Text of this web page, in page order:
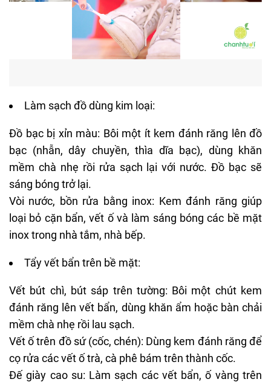
Làm sạch đồ dùng kim loại:
Đồ bạc bị xỉn màu: Bôi một ít kem đánh răng lên đồ
bạc (nhẫn, dây chuyền, thìa dĩa bạc), dùng khăn
mềm chà nhẹ rồi rửa sạch lại với nước. Đồ bạc sẽ
sáng bóng trở lại.
Vòi nước, bồn rửa bằng inox: Kem đánh răng giúp
loại bỏ cặn bẩn, vết ố và làm sáng bóng các bề mặt
inox trong nhà tắm, nhà bếp.
Tẩy vết bẩn trên bề mặt:
Vết bút chì, bút sáp trên tường: Bôi một chút kem
đánh răng lên vết bẩn, dùng khăn ẩm hoặc bàn chải
mềm chà nhẹ rồi lau sạch.
Vết ố trên đồ sứ (cốc, chén): Dùng kem đánh răng để
cọ rửa các vết ố trà, cà phê bám trên thành cốc.
Đế giày cao su: Làm sạch các vết bẩn, ố vàng trên